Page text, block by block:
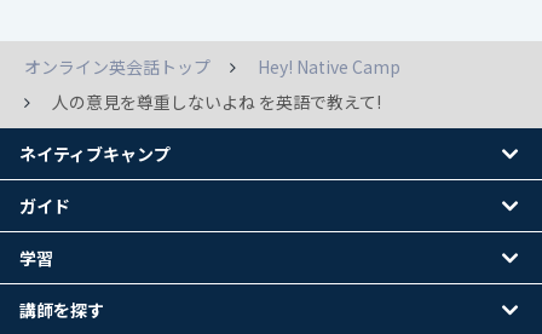
オンライン英会話トップ
Hey! Native Camp
人の意見を尊重しないよね を英語で教えて!
ネイティブキャンプ
ガイド
学習
講師を探す